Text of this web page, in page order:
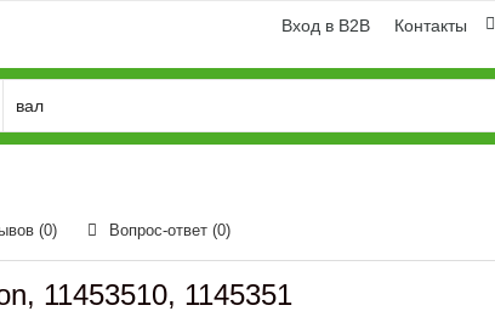
Вход в B2B Контакты
(0) Вопрос-ответ (0)
11453510, 1145351